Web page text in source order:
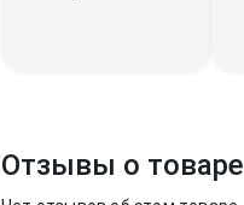
Отзывы о товаре